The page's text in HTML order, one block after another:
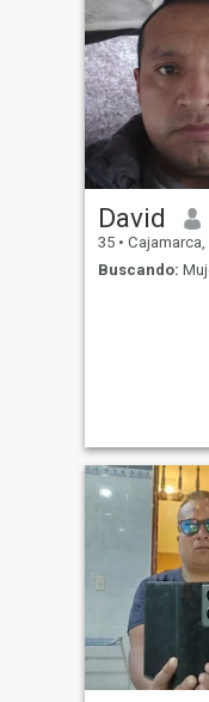
David
35 • Cajamarca,
Buscando: